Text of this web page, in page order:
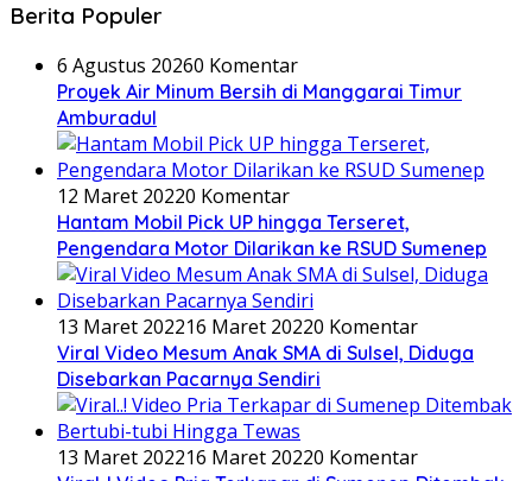
Berita Populer
6 Agustus 20260 Komentar
Proyek Air Minum Bersih di Manggarai Timur
Amburadul
12 Maret 20220 Komentar
Hantam Mobil Pick UP hingga Terseret,
Pengendara Motor Dilarikan ke RSUD Sumenep
13 Maret 202216 Maret 20220 Komentar
Viral Video Mesum Anak SMA di Sulsel, Diduga
Disebarkan Pacarnya Sendiri
13 Maret 202216 Maret 20220 Komentar